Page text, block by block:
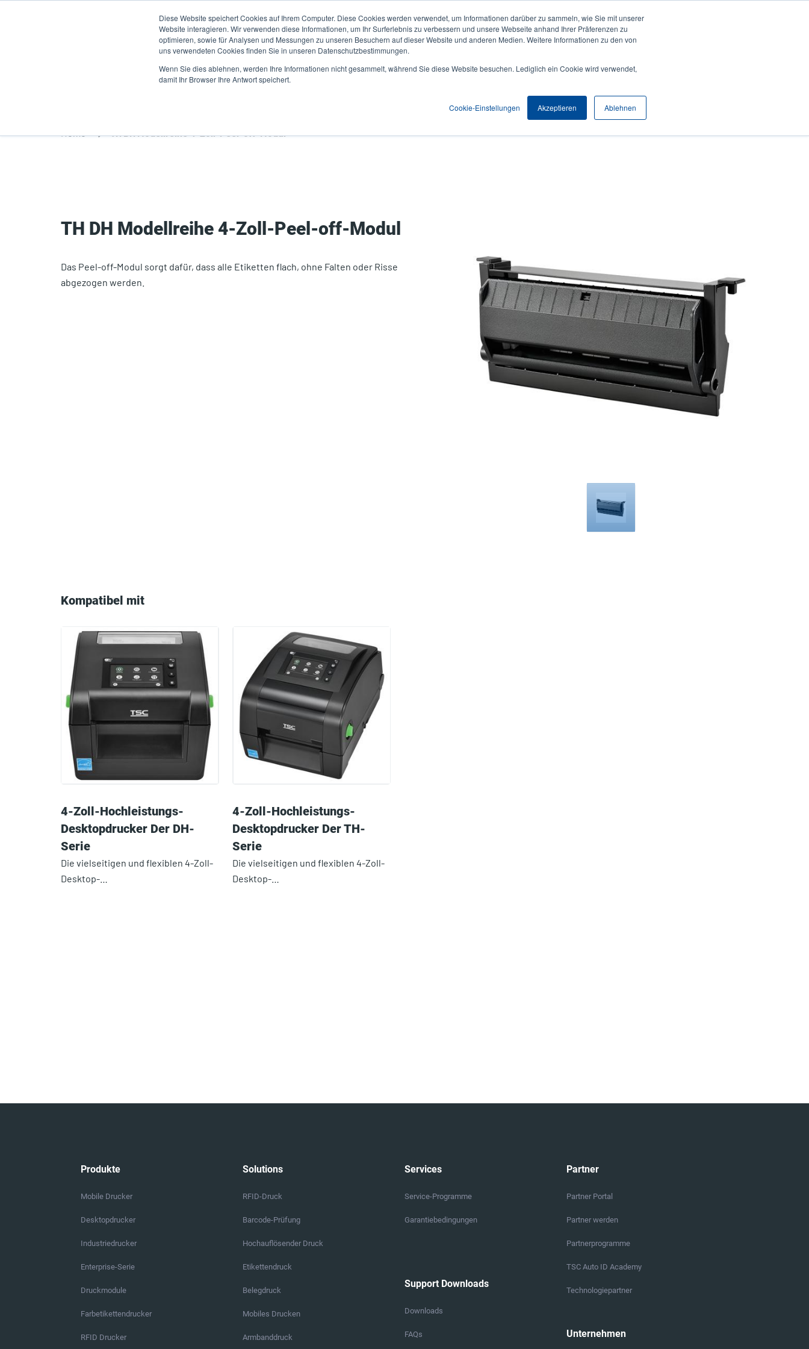
Diese Website speichert Cookies auf Ihrem Computer. Diese Cookies werden verwendet, um Informationen darüber zu sammeln, wie Sie mit unserer
Website interagieren. Wir verwenden diese Informationen, um Ihr Surferlebnis zu verbessern und unsere Webseite anhand Ihrer Präferenzen zu
optimieren, sowie für Analysen und Messungen zu unseren Besuchern auf dieser Website und anderen Medien. Weitere Informationen zu den von
uns verwendeten Cookies finden Sie in unseren Datenschutzbestimmungen.
Wenn Sie dies ablehnen, werden Ihre Informationen nicht gesammelt, während Sie diese Website besuchen. Lediglich ein Cookie wird verwendet,
damit Ihr Browser Ihre Antwort speichert.
Cookie-Einstellungen Akzeptieren Ablehnen
User
account
menu
Aktuelles & Veranstaltungen Unternehmen
User
Anmelden / Registrieren
Home TH DH Modellreihe 4-Zoll-Peel-off-Modul
TH DH Modellreihe 4-Zoll-Peel-off-Modul
Das Peel-off-Modul sorgt dafür, dass alle Etiketten flach, ohne Falten oder Risse
abgezogen werden.
Kompatibel mit
4-Zoll-Hochleistungs-
Desktopdrucker Der DH-
Serie
Die vielseitigen und flexiblen 4-Zoll-
Desktop-…
4-Zoll-Hochleistungs-
Desktopdrucker Der TH-
Serie
Die vielseitigen und flexiblen 4-Zoll-
Desktop-…
Produkte
Mobile Drucker
Desktopdrucker
Industriedrucker
Enterprise-Serie
Druckmodule
Farbetikettendrucker
RFID Drucker
Solutions
RFID-Druck
Barcode-Prüfung
Hochauflösender Druck
Etikettendruck
Belegdruck
Mobiles Drucken
Armbanddruck
Services
Service-Programme
Garantiebedingungen
Support Downloads
Downloads
FAQs
Partner
Partner Portal
Partner werden
Partnerprogramme
TSC Auto ID Academy
Technologiepartner
Unternehmen